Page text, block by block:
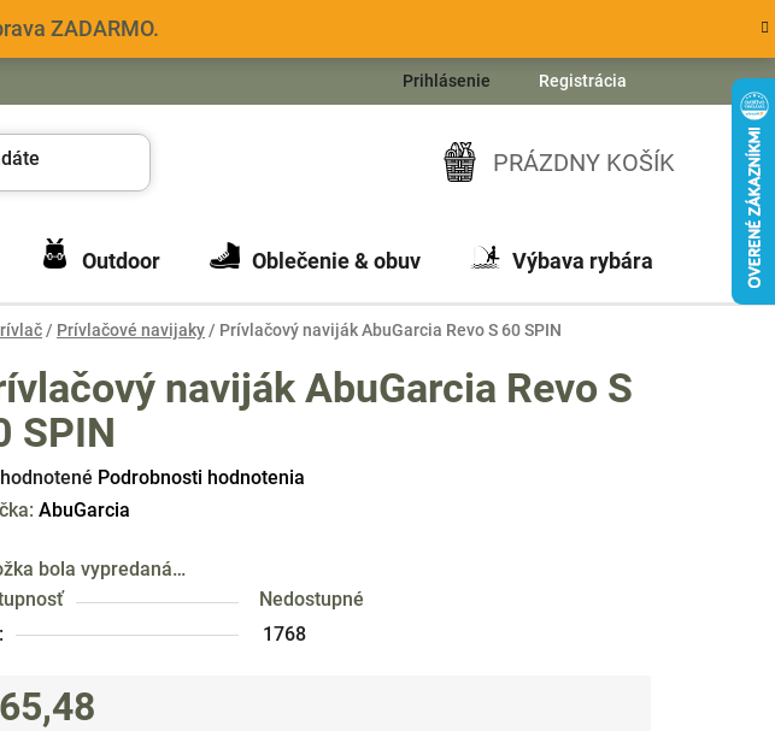
ZADARMO.
Prihlásenie Registrácia
NÁKUPNÝ
KOŠÍK
PRÁZDNY KOŠÍK
Outdoor Oblečenie & obuv Výbava rybára
/ Prívlačové navijaky / Prívlačový naviják AbuGarcia Revo S 60 SPIN
naviják AbuGarcia Revo S
SPIN
Podrobnosti hodnotenia
AbuGarcia
bola vypredaná…
Nedostupné
1768